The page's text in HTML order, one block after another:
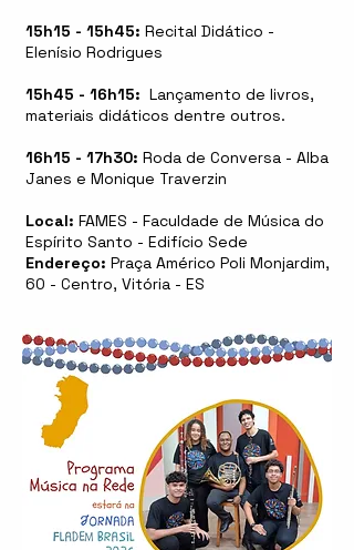
15h15 - 15h45: Recital Didático -
Elenísio Rodrigues
15h45 - 16h15: Lançamento de livros,
materiais didáticos dentre outros.
16h15 - 17h30: Roda de Conversa - Alba
Janes e Monique Traverzin
Local: FAMES - Faculdade de Música do
Espírito Santo - Edifício Sede
Endereço: Praça Américo Poli Monjardim,
60 - Centro, Vitória - ES